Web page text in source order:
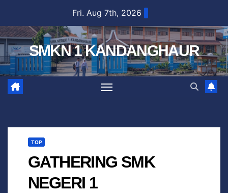
Fri. Aug 7th, 2026
SMKN 1 KANDANGHAUR
TOP
GATHERING SMK
NEGERI 1